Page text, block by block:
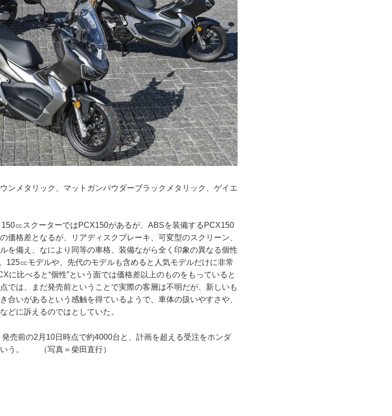
ンメタリック、マットガンパウダーブラックメタリック、ゲイエ
㏄スクーターではPCX150があるが、ABSを装備するPCX150
価格差となるが、リアディスクブレーキ、可変型のスクリーン、
を備え、なにより同等の車格、装備ながら全く印象の異なる個性
125㏄モデルや、先代のモデルも含めると人気モデルだけに非常
に比べると“個性”という面では価格差以上のものをもっていると
では、まだ発売前ということで実際の客層は不明だが、新しいも
合いがあるという感触を得ているようで、車体の扱いやすさや、
どに訴えるのではとしていた。
売前の2月10日時点で約4000台と、計画を超える受注をホンダ
いう。 （写真＝柴田直行）